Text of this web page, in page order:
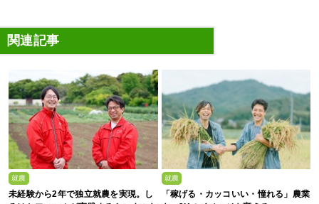
関連記事
就農
未経験から2年で独立就農を実現。し
就農
「稼げる・カッコいい・憧れる」農業